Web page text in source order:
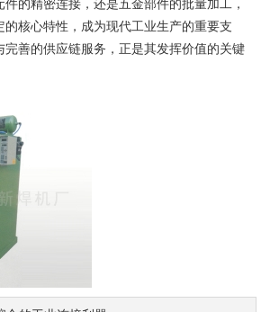
的精密连接，还是五金部件的批量加工，
的核心特性，成为现代工业生产的重要支
完善的供应链服务，正是其发挥价值的关键